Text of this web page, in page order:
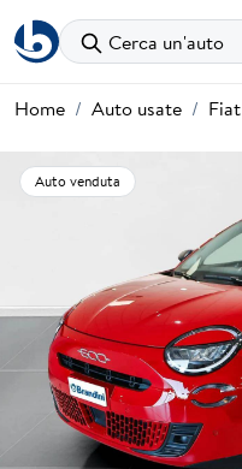
Cerca un'auto
Home Auto usate Fiat
Auto venduta